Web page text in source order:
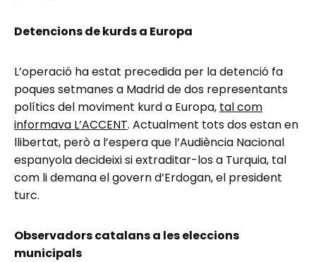
Detencions de kurds a Europa
L’operació ha estat precedida per la detenció fa
poques setmanes a Madrid de dos representants
polítics del moviment kurd a Europa, tal com
informava L’ACCENT. Actualment tots dos estan en
llibertat, però a l’espera que l’Audiència Nacional
espanyola decideixi si extraditar-los a Turquia, tal
com li demana el govern d’Erdogan, el president
turc.
Observadors catalans a les eleccions
municipals